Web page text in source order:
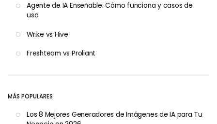
Agente de IA Enseñable: Cómo funciona y casos de
uso
Wrike vs Hive
Freshteam vs Proliant
MÁS POPULARES
Los 8 Mejores Generadores de Imágenes de IA para Tu